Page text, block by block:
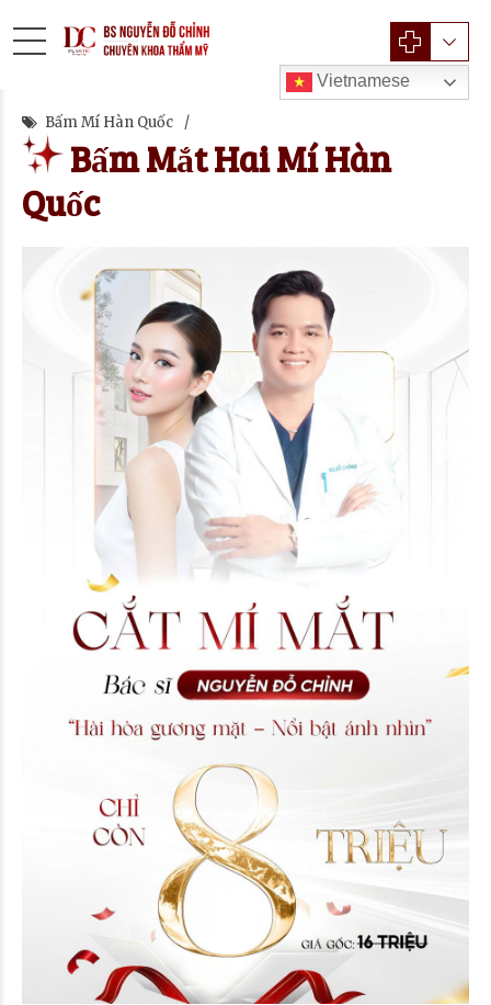
Vietnamese
Bấm Mí Hàn Quốc
Bấm Mắt Hai Mí Hàn
Quốc